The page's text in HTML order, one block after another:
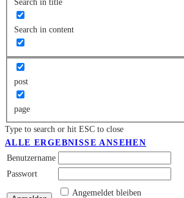
Search in title
Search in content
post
page
Type to search or hit ESC to close
ALLE ERGEBNISSE ANSEHEN
Benutzername
Passwort
Angemeldet bleiben